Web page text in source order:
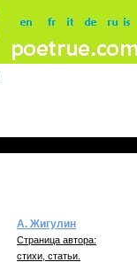
А. Жигулин
Страница автора:
стихи, статьи.